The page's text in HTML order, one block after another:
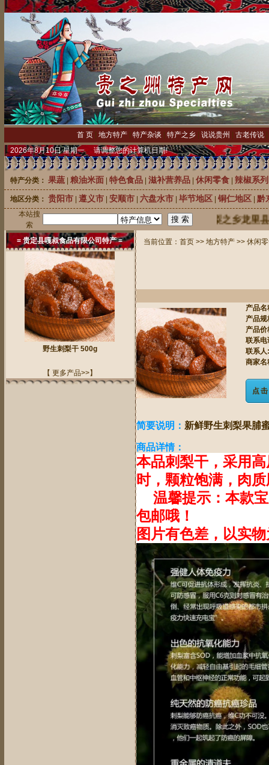
首 页 地方特产 特产杂谈 特产之乡 说说贵州 古老传说
2026年8月10日 星期一 请调整您的计算机日期!
特产分类： 果蔬 粮油米面 特色食品 滋补营养品 休闲零食 辣椒系列
地区分类： 贵阳市 遵义市 安顺市 六盘水市 毕节地区 铜仁地区 黔
本站搜
索
中国刺梨之乡龙里县20万株优
= 贵定县嘎叔食品有限公司特产 =
野生刺梨干 500g
【 更多产品>>】
当前位置： 首页 >> 地方特产 >> 休闲
产品名
产品规
产品价
联系电
联系人:
商家名
点
简要说明： 新鲜野生刺梨果脯
商品详情：
本品刺梨干，采用
时，颗粒饱满，肉
温馨提示：本款宝
包邮哦！
图片有色差，以实